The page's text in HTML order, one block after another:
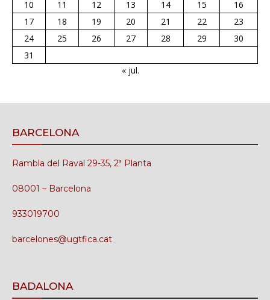
10
11 12 13 14 15
16
17
18 19 20 21 22
23
24
25 26 27 28 29
30
31
« jul.
BARCELONA
Rambla del Raval 29-35, 2ª Planta
08001 – Barcelona
933019700
barcelones@ugtfica.cat
BADALONA